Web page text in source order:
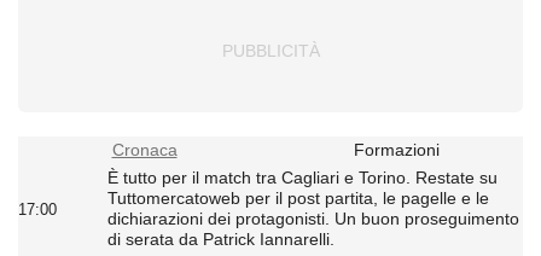
Cronaca Formazioni
17:00
È tutto per il match tra Cagliari e Torino. Restate su
Tuttomercatoweb per il post partita, le pagelle e le
dichiarazioni dei protagonisti. Un buon proseguimento
di serata da Patrick Iannarelli.